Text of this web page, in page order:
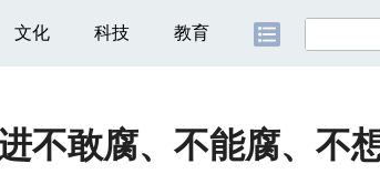
文化 科技 教育
不敢腐、不能腐、不